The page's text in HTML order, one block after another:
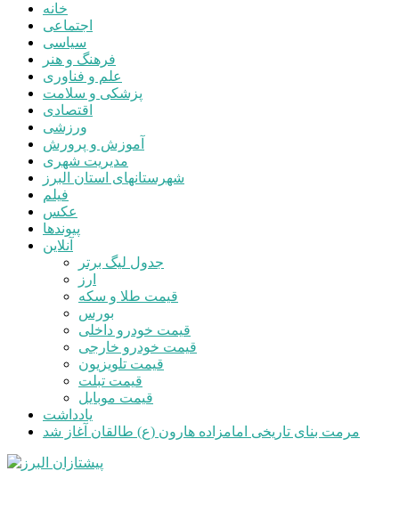
خانه
اجتماعی
سیاسی
فرهنگ و هنر
علم و فناوری
پزشکی و سلامت
اقتصادی
ورزشی
آموزش و پرورش
مدیریت شهری
شهرستانهای استان البرز
فیلم
عکس
پیوندها
آنلاین
جدول لیگ برتر
ارز
قیمت طلا و سکه
بورس
قیمت خودرو داخلی
قیمت خودرو خارجی
قیمت تلویزیون
قیمت تبلت
قیمت موبایل
یادداشت
مرمت بنای تاریخی امامزاده هارون (ع) طالقان آغاز شد